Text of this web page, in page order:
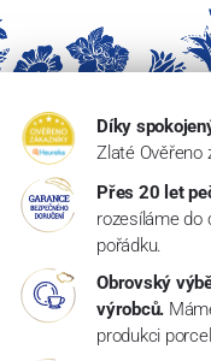
Díky
Zlaté Ověřeno
Přes 20 let
rozesíláme do
pořádku.
Obrovský
výrobců.
produkci